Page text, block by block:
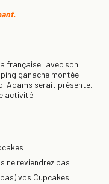
française" avec son
ganache montée
Adams serait présente...
activité.
ne reviendrez pas
vos Cupcakes